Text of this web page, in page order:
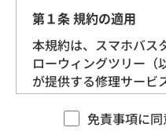
し、生存する個人に
号、連絡先その他の
識別できる情報を指
プライバシー情報
情報」とは、上記
第１条 規約の適用
本規約は、スマホバス
ローウィングツリー（
が提供する修理サービ
言います）に適用され
のです。 当社は、本
免責事項に同